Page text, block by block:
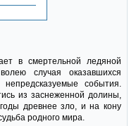
в смертельной ледяной
случая оказавшихся
события.
из заснеженной долины,
древнее зло, и на кону
родного мира.